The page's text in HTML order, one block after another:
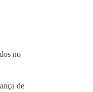
no
de